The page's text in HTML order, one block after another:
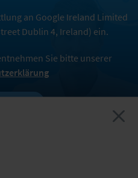
an Google Ireland Limited
Dublin 4, Ireland) ein.
Sie bitte unserer